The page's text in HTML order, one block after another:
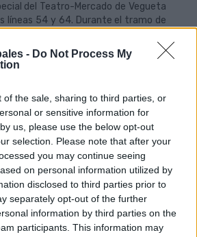
- Do Not Process My
of the sale, sharing to third parties, or
or sensitive information for
us, please use the below opt-out
selection. Please note that after your
you may continue seeing
on personal information utilized by
disclosed to third parties prior to
separately opt-out of the further
information by third parties on the
participants. This information may
del Teatro-Mercado de Vegueta
líneas 54 y 64. Durante el tramo de
en la calle Bernardino Correa
de salud de Triana, mientras que
la Sardina y Cabalgata Infantil,
el domingo 1 de marzo, Guaguas
un plan de desvíos desde primera
la finalización de la quema de la
de Las Canteras, al tiempo que
de conexión con las áreas del
para eventos nocturnos